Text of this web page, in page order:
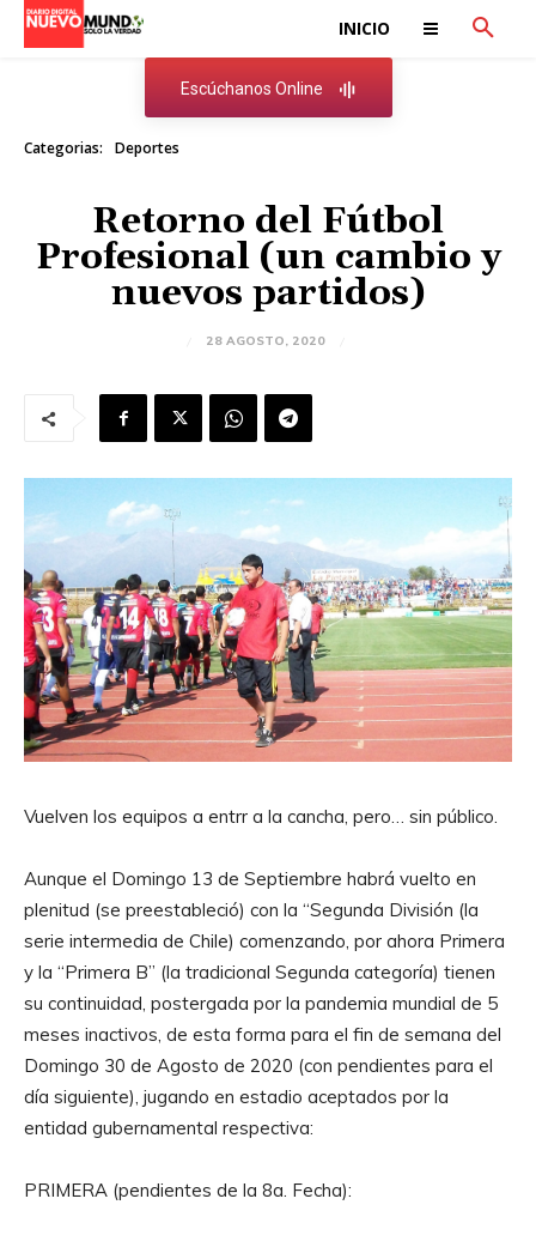
INICIO
Escúchanos Online
Categorias: Deportes
Retorno del Fútbol
Profesional (un cambio y
nuevos partidos)
28 AGOSTO, 2020
Vuelven los equipos a entrr a la cancha, pero… sin público.
Aunque el Domingo 13 de Septiembre habrá vuelto en
plenitud (se preestableció) con la “Segunda División (la
serie intermedia de Chile) comenzando, por ahora Primera
y la “Primera B” (la tradicional Segunda categoría) tienen
su continuidad, postergada por la pandemia mundial de 5
meses inactivos, de esta forma para el fin de semana del
Domingo 30 de Agosto de 2020 (con pendientes para el
día siguiente), jugando en estadio aceptados por la
entidad gubernamental respectiva:
PRIMERA (pendientes de la 8a. Fecha):